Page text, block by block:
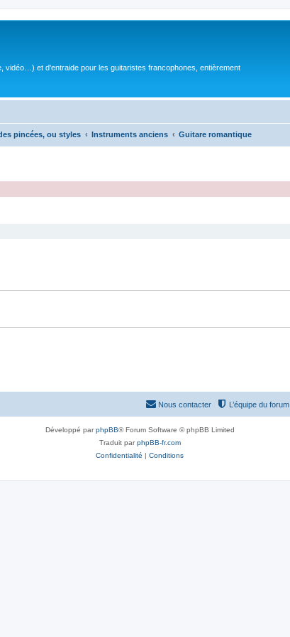
vidéo…) et d'entraide pour les guitaristes francophones, entièrement
pincées, ou styles Instruments anciens Guitare romantique
L’équipe du forum
Nous contacter
Développé parphpBB® Forum Software © phpBB Limited
Traduit parphpBB-fr.com
Confidentialité | Conditions